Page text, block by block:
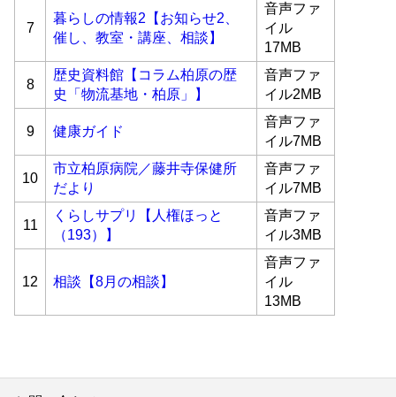
7
暮らしの情報2【お知らせ2、
催し、教室・講座、相談】
音声ファ
イル
17MB
8
歴史資料館【コラム柏原の歴
史「物流基地・柏原」】
音声ファ
イル2MB
9 健康ガイド
音声ファ
イル7MB
10
市立柏原病院／藤井寺保健所
だより
音声ファ
イル7MB
11
くらしサプリ【人権ほっと
（193）】
音声ファ
イル3MB
12 相談【8月の相談】
音声ファ
イル
13MB